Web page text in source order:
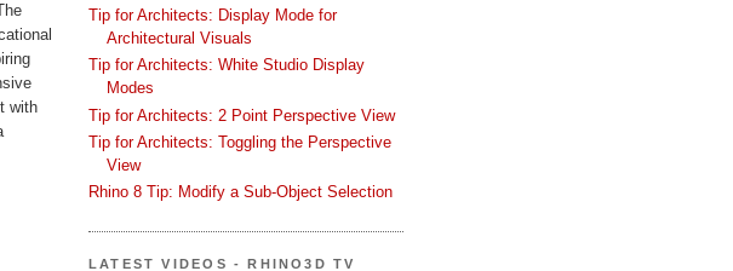
with
Tip for Architects: Display Mode for
Architectural Visuals
Tip for Architects: White Studio Display
Modes
Tip for Architects: 2 Point Perspective View
Tip for Architects: Toggling the Perspective
View
Rhino 8 Tip: Modify a Sub-Object Selection
LATEST VIDEOS - RHINO3D TV